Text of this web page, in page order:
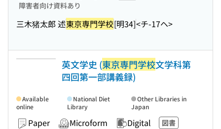
障害者向け資料あり
三木猪太郎 述東京専門学校[明34]<チ-17ヘ>
英文学史 (東京専門学校文学科第
四回第一部講義録)
Paper Microform Digital
図書
Available
online
National Diet
Library
Other Libraries in
Japan